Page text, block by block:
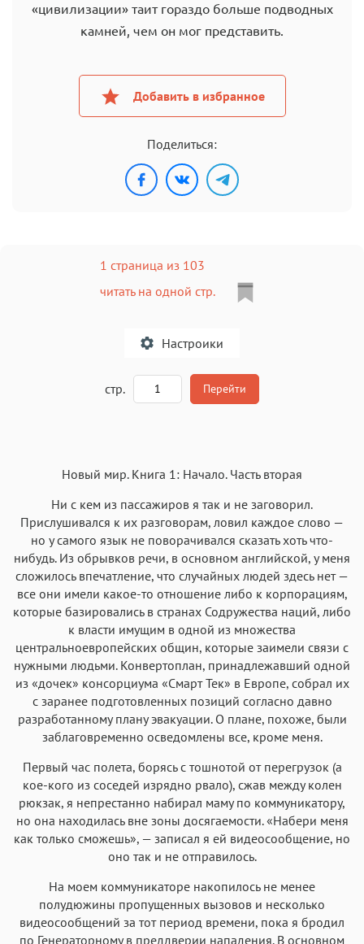
«цивилизации» таит гораздо больше подводных
камней, чем он мог представить.
Добавить в избранное
Поделиться:
1 страница из 103
читать на одной стр.
Настроики
Аа Аа Аа
Fira Sans
Аа
Аа Аа
San Francisco Аа Аа
Аа Аа Аа Аа
Аа Аа Аа
Menlo
Аа
SF Mono
стр. Перейти
Новый мир. Книга 1: Начало. Часть вторая
Ни с кем из пассажиров я так и не заговорил.
Прислушивался к их разговорам, ловил каждое слово —
но у самого язык не поворачивался сказать хоть что-
нибудь. Из обрывков речи, в основном английской, у меня
сложилось впечатление, что случайных людей здесь нет —
все они имели какое-то отношение либо к корпорациям,
которые базировались в странах Содружества наций, либо
к власти имущим в одной из множества
центральноевропейских общин, которые заимели связи с
нужными людьми. Конвертоплан, принадлежавший одной
из «дочек» консорциума «Смарт Тек» в Европе, собрал их
с заранее подготовленных позиций согласно давно
разработанному плану эвакуации. О плане, похоже, были
заблаговременно осведомлены все, кроме меня.
Первый час полета, борясь с тошнотой от перегрузок (а
кое-кого из соседей изрядно рвало), сжав между колен
рюкзак, я непрестанно набирал маму по коммуникатору,
но она находилась вне зоны досягаемости. «Набери меня
как только сможешь», — записал я ей видеосообщение, но
оно так и не отправилось.
На моем коммуникаторе накопилось не менее
полудюжины пропущенных вызовов и несколько
видеосообщений за тот период времени, пока я бродил
по Генераторному в преддверии нападения. В основном